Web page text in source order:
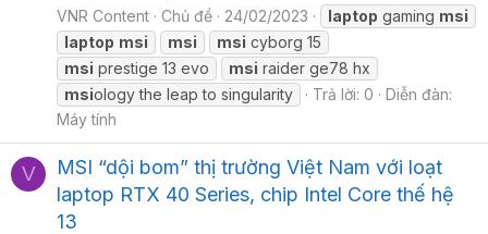
VNR Content Chủ đề 24/02/2023 laptop gaming msi
laptop msi msi msi cyborg 15
msi prestige 13 evo msi raider ge78 hx
msiology the leap to singularity Trả lời: 0
Diễn đàn:
Máy tính
V
MSI “dội bom” thị trường Việt Nam với loạt
laptop RTX 40 Series, chip Intel Core thế hệ
13